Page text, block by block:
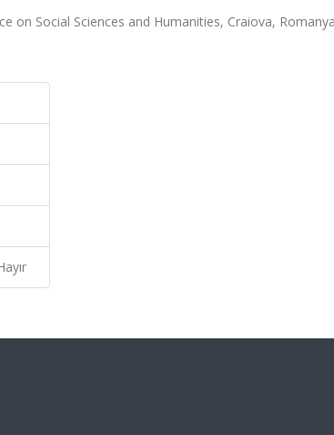
on Social Sciences and Humanities, Craiova,